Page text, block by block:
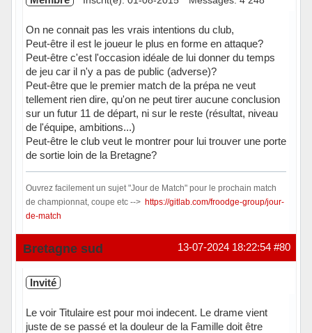
On ne connait pas les vrais intentions du club,
Peut-être il est le joueur le plus en forme en attaque?
Peut-être c'est l'occasion idéale de lui donner du temps
de jeu car il n'y a pas de public (adverse)?
Peut-être que le premier match de la prépa ne veut
tellement rien dire, qu'on ne peut tirer aucune conclusion
sur un futur 11 de départ, ni sur le reste (résultat, niveau
de l'équipe, ambitions...)
Peut-être le club veut le montrer pour lui trouver une porte
de sortie loin de la Bretagne?
Ouvrez facilement un sujet "Jour de Match" pour le prochain match
de championnat, coupe etc --> https://gitlab.com/froodge-group/jour-
de-match
Hors ligne #80
13-07-2024 18:22:54
Bretagne sud
Invité
Le voir Titulaire est pour moi indecent. Le drame vient
juste de se passé et la douleur de la Famille doit être